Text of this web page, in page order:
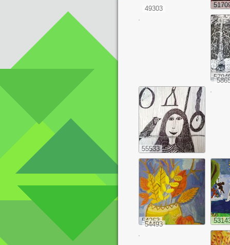
49303
55533
54263
54493